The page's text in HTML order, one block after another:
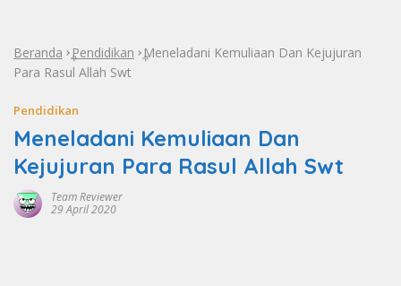
Beranda »Pendidikan »Meneladani Kemuliaan Dan Kejujuran
Para Rasul Allah Swt
Pendidikan
Meneladani Kemuliaan Dan
Kejujuran Para Rasul Allah Swt
Team Reviewer
29 April 2020